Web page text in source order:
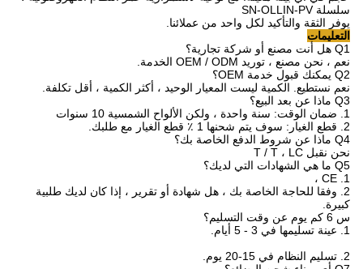
سلسلة SN-OLLIN-PV
يوفر الثقة والتأكيد لكل واحد من عملائنا.
التعليمات
Q1 هل أنت مصنع أو شركة تجارية؟
نعم ، نحن مصنع ، توريد OEM / ODM الخدمة.
Q2 يمكنك قبول خدمة OEM؟
نعم نستطيع.
الكمية ليست المعيار الوحيد ، أكثر الكمية ، أقل تكلفة.
Q3 ماذا عن بعد البيع؟
1. ضمان الوقت: سنة واحدة ، ولكن الألواح الشمسية 10 سنوات
2. قطع الغيار: سوف يتم شحنها 1 ٪ قطع الغيار مع طلبك.
Q4 ماذا عن شروط الدفع الخاصة بك؟
نحن نقبل T / T ، LC
Q5 ما هي الشهادات التي لديك؟
1. CE ،
2. وفقا للحاجة الخاصة بك ، هل شهادة أو تقرير ، إذا كان لديك طلبية
كبيرة.
س 6 كم يوم عن وقت التسليم؟
1. عينة تسليمها في 3 - 5 أيام.
2. تسليم النظام في 15-20 يوم.